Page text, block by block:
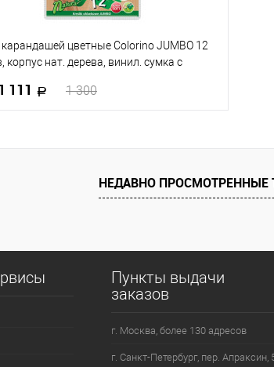
цветные Colorino JUMBO 12
корпус нат. дерева, винил. сумка с
111 1 300
К сравнению
В наличии
НЕДАВНО ПРОСМОТРЕННЫЕ
Пункты выдачи
заказов
г. Москва, более 130 адресов
г. Санкт-Петербург, пер. Апраксин,